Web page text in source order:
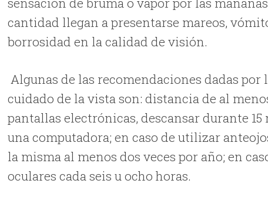
cantidad llegan a presentarse mareos,
borrosidad en la calidad de visión.
Algunas de las recomendaciones dadas
cuidado de la vista son: distancia de al
pantallas electrónicas, descansar durante
una computadora; en caso de utilizar
la misma al menos dos veces por año; en
oculares cada seis u ocho horas.